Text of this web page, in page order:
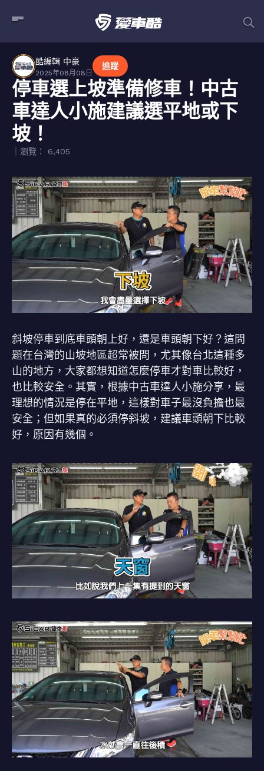
酷編輯 中豪
2025年08月08日
追蹤
停車選上坡準備修車！中古
車達人小施建議選平地或下
坡！
｜瀏覽： 6,405
斜坡停車到底車頭朝上好，還是車頭朝下好？這問
題在台灣的山坡地區超常被問，尤其像台北這種多
山的地方，大家都想知道怎麼停車才對車比較好，
也比較安全。其實，根據中古車達人小施分享，最
理想的情況是停在平地，這樣對車子最沒負擔也最
安全；但如果真的必須停斜坡，建議車頭朝下比較
好，原因有幾個。